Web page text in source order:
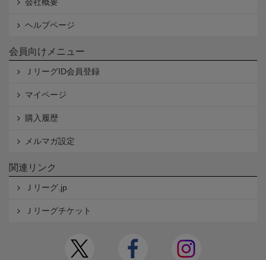
ヘルプページ
会員向けメニュー
ＪリーグID会員登録
マイページ
購入履歴
メルマガ設定
関連リンク
Ｊリーグ.jp
Ｊリーグチケット